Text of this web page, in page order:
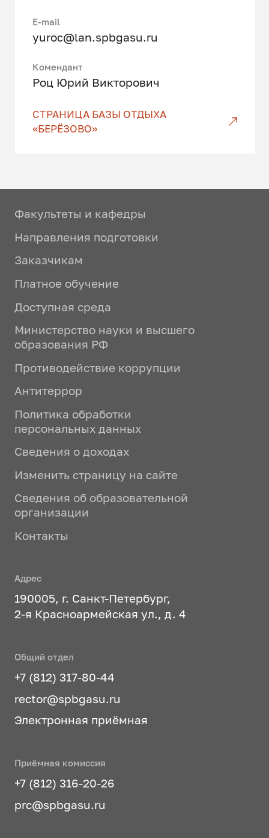
Е-mail
yuroc@lan.spbgasu.ru
Комендант
Роц Юрий Викторович
СТРАНИЦА БАЗЫ ОТДЫХА
«БЕРЁЗОВО»
Факультеты и кафедры
Направления подготовки
Заказчикам
Платное обучение
Доступная среда
Министерство науки и высшего
образования РФ
Противодействие коррупции
Антитеррор
Политика обработки
персональных данных
Сведения о доходах
Изменить страницу на сайте
Сведения об образовательной
организации
Контакты
Адрес
190005, г. Санкт-Петербург,
2-я Красноармейская ул., д. 4
Общий отдел
+7 (812) 317-80-44
rector@spbgasu.ru
Электронная приёмная
Приёмная комиссия
+7 (812) 316-20-26
prc@spbgasu.ru